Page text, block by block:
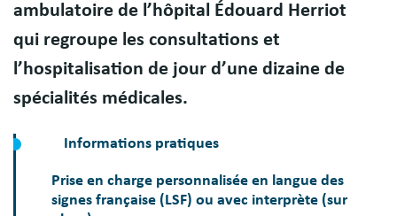
ambulatoire de l’hôpital Édouard Herriot
qui regroupe les consultations et
l’hospitalisation de jour d’une dizaine de
spécialités médicales.
Informations pratiques
Prise en charge personnalisée en langue des
signes française (LSF) ou avec interprète (sur